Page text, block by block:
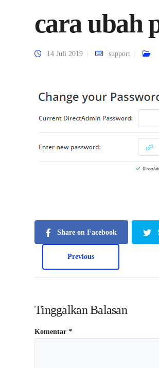
cara ubah
14 Juli 2019 support
Share on Facebook
Previous
Tinggalkan Balasan
Komentar *